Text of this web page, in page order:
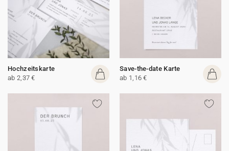
Hochzeitskarte
ab 2,37 €
Save-the-date Karte
ab 1,16 €